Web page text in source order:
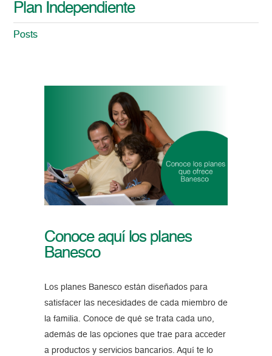
Plan Independiente
Posts
Conoce aquí los planes
Banesco
Los planes Banesco están diseñados para
satisfacer las necesidades de cada miembro de
la familia. Conoce de qué se trata cada uno,
además de las opciones que trae para acceder
a productos y servicios bancarios. Aquí te lo